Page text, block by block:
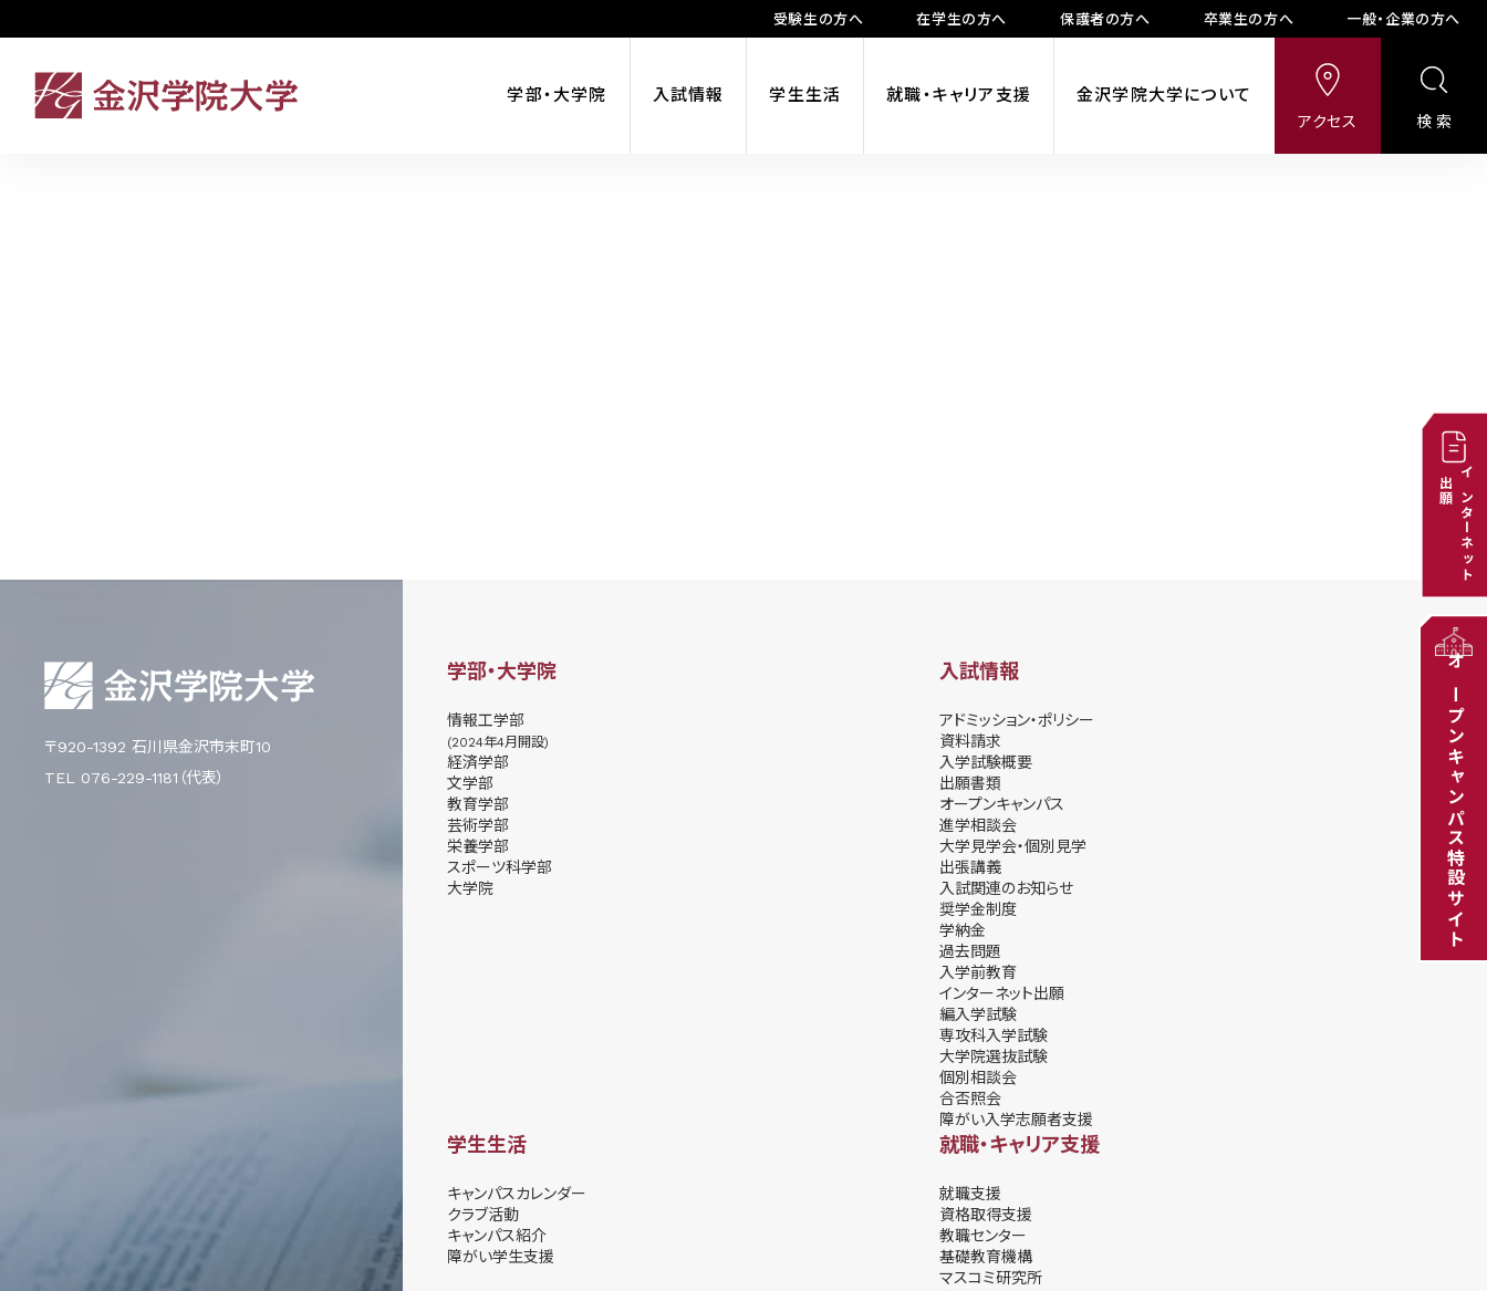
アクセス 検索
学部・大学院 入試情報 学生生活 就職・キャリア支援 金沢学院大学について
受験生の方へ 在学生の方へ 保護者の方へ 卒業生の方へ 一般・企業の方へ
〒920-1392 石川県金沢市末町10
TEL 076-229-1181（代表）
学部・大学院
情報工学部
(2024年4月開設)
経済学部
文学部
教育学部
芸術学部
栄養学部
スポーツ科学部
大学院
入試情報
アドミッション・ポリシー
資料請求
⼊学試験概要
出願書類
オープンキャンパス
進学相談会
⼤学⾒学会・個別⾒学
出張講義
⼊試関連のお知らせ
奨学⾦制度
学納⾦
過去問題
入学前教育
インターネット出願
編入学試験
専攻科入学試験
大学院選抜試験
個別相談会
合否照会
障がい入学志願者支援
学生生活
キャンパスカレンダー
クラブ活動
キャンパス紹介
障がい学⽣⽀援
就職・キャリア支援
就職支援
資格取得支援
教職センター
基礎教育機構
マスコミ研究所
インターネット
出願
オープンキャンパス特設サイト